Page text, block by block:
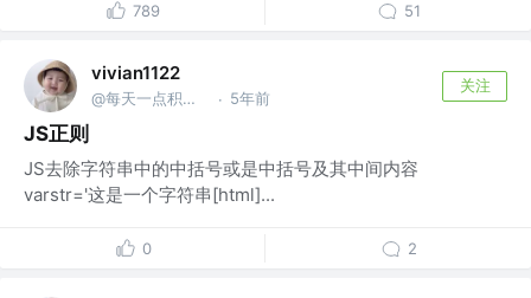
789 51
vivian1122
@每天一点积累一点进步 · 5年前
关注
JS正则
JS去除字符串中的中括号或是中括号及其中间内容
varstr='这是一个字符串[html]...
0 2